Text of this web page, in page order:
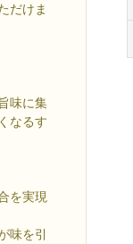
だけま
味に集
なるす
を実現
味を引